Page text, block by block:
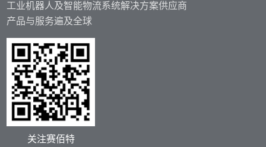
工业机器人及智能物流系统解决方案供应商
产品与服务遍及全球
关注赛佰特